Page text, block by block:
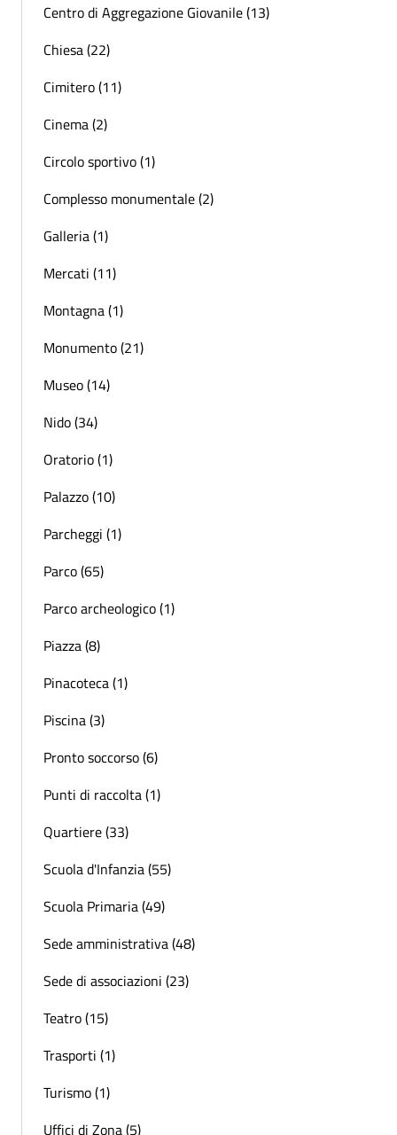
Centro di Aggregazione Giovanile (13)
Chiesa (22)
Cimitero (11)
Cinema (2)
Circolo sportivo (1)
Complesso monumentale (2)
Galleria (1)
Mercati (11)
Montagna (1)
Monumento (21)
Museo (14)
Nido (34)
Oratorio (1)
Palazzo (10)
Parcheggi (1)
Parco (65)
Parco archeologico (1)
Piazza (8)
Pinacoteca (1)
Piscina (3)
Pronto soccorso (6)
Punti di raccolta (1)
Quartiere (33)
Scuola d'Infanzia (55)
Scuola Primaria (49)
Sede amministrativa (48)
Sede di associazioni (23)
Teatro (15)
Trasporti (1)
Turismo (1)
Uffici di Zona (5)